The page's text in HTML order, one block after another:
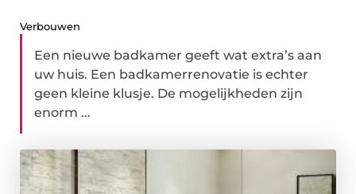
Verbouwen
Een nieuwe badkamer geeft wat extra’s aan
uw huis. Een badkamerrenovatie is echter
geen kleine klusje. De mogelijkheden zijn
enorm ...